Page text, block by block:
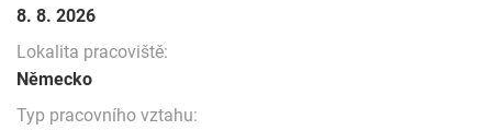
8. 8. 2026
Lokalita pracoviště:
Německo
Typ pracovního vztahu: